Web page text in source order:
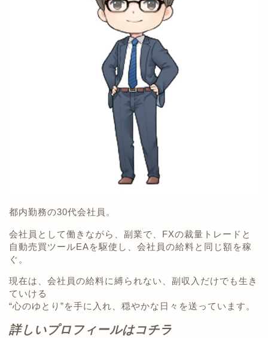
都内勤務の30代会社員。
会社員として働きながら、副業で、FXの裁量トレードと
自動売買ツールEAを駆使し、会社員の給料と同じ額を稼
ぐ。
現在は、会社員の給料に縛られない、副収入だけでも生き
ていける
“心のゆとり”を手に入れ、穏やかな日々を送っています。
詳しいプロフィールはコチラ